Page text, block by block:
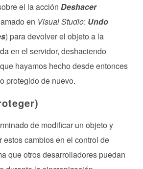
el la acción Deshacer
en Visual Studio: Undo
) para devolver el objeto a la
en el servidor, deshaciendo
hayamos hecho desde entonces
protegido de nuevo.
de modificar un objeto y
estos cambios en el control de
que otros desarrolladores puedan